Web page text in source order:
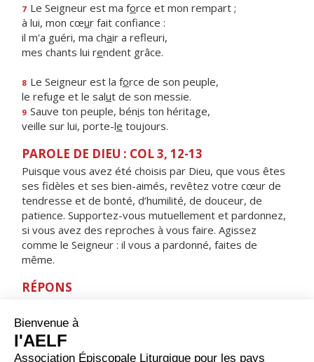
7 Le Seigneur est ma force et mon rempart ;
à lui, mon cœur fait confiance :
il m'a guéri, ma chair a refleuri,
mes chants lui rendent grâce.
8 Le Seigneur est la force de son peuple,
le refuge et le salut de son messie.
9 Sauve ton peuple, bénis ton héritage,
veille sur lui, porte-le toujours.
PAROLE DE DIEU : COL 3, 12-13
Puisque vous avez été choisis par Dieu, que vous êtes
ses fidèles et ses bien-aimés, revêtez votre cœur de
tendresse et de bonté, d’humilité, de douceur, de
patience. Supportez-vous mutuellement et pardonnez,
si vous avez des reproches à vous faire. Agissez
comme le Seigneur : il vous a pardonné, faites de
même.
RÉPONS
lent à la colère et plein d'amour.
ORAISON